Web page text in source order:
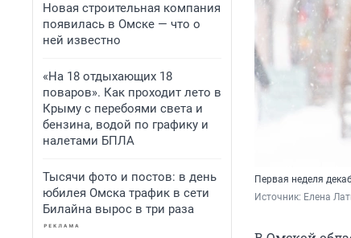
Новая строительная компания
появилась в Омске — что о
ней известно
«На 18 отдыхающих 18
поваров». Как проходит лето в
Крыму с перебоями света и
бензина, водой по графику и
налетами БПЛА
Тысячи фото и постов: в день
юбилея Омска трафик в сети
Билайна вырос в три раза
Первая неделя
Источник: Елена